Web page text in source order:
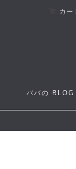
カー
ババの BLOG